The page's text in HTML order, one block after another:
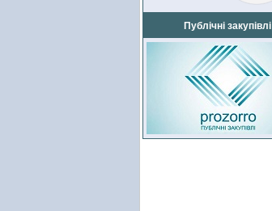
Публічні закупівлі